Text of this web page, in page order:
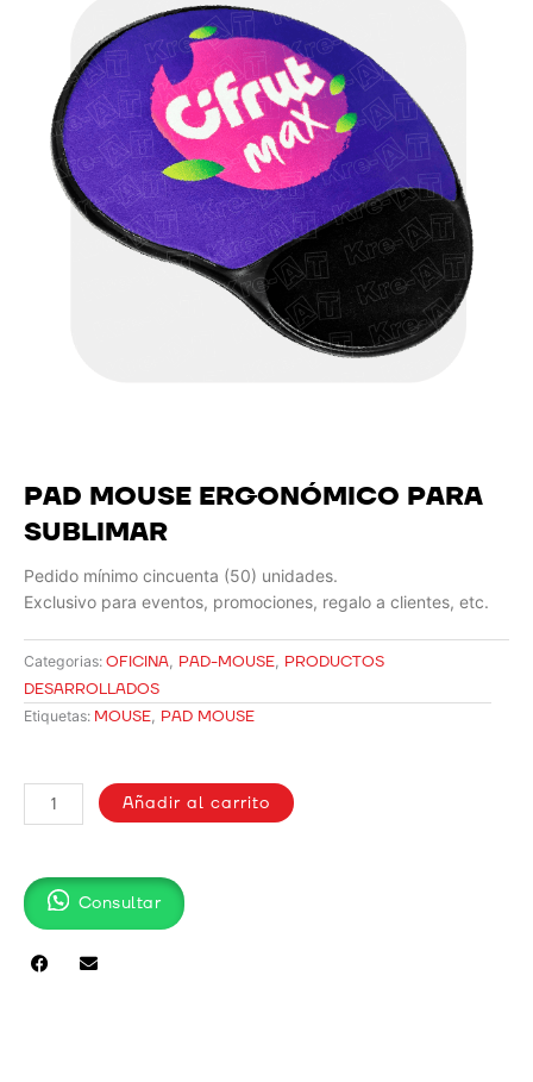
PAD MOUSE ERGONÓMICO PARA
SUBLIMAR
Pedido mínimo cincuenta (50) unidades.
Exclusivo para eventos, promociones, regalo a clientes, etc.
Categorias: OFICINA, PAD-MOUSE, PRODUCTOS
DESARROLLADOS
Etiquetas: MOUSE, PAD MOUSE
MOUSE
ERGONÓMICO
SUBLIMAR
cantidad
Añadir al carrito
Consultar